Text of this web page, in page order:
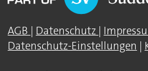
AGB | Datenschutz |
Datenschutz-Einstellungen |